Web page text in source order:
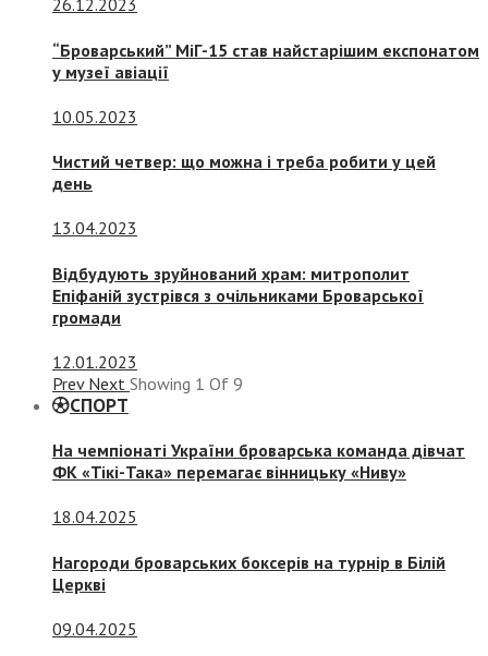
26.12.2023
“Броварський” МіГ-15 став найстарішим експонатом
у музеї авіації
10.05.2023
Чистий четвер: що можна і треба робити у цей
день
13.04.2023
Відбудують зруйнований храм: митрополит
Епіфаній зустрівся з очільниками Броварської
громади
12.01.2023
Prev Next Showing 1 Of 9
СПОРТ
На чемпіонаті України броварська команда дівчат
ФК «Тікі-Така» перемагає вінницьку «Ниву»
18.04.2025
Нагороди броварських боксерів на турнір в Білій
Церкві
09.04.2025